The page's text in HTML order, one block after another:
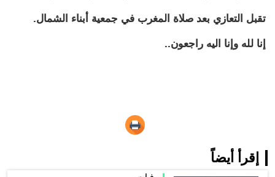
تقبل التعازي بعد صلاة المغرب في جمعية أبناء الشمال.
إنا لله وإنا اليه راجعون..
إقرأ أيضاً